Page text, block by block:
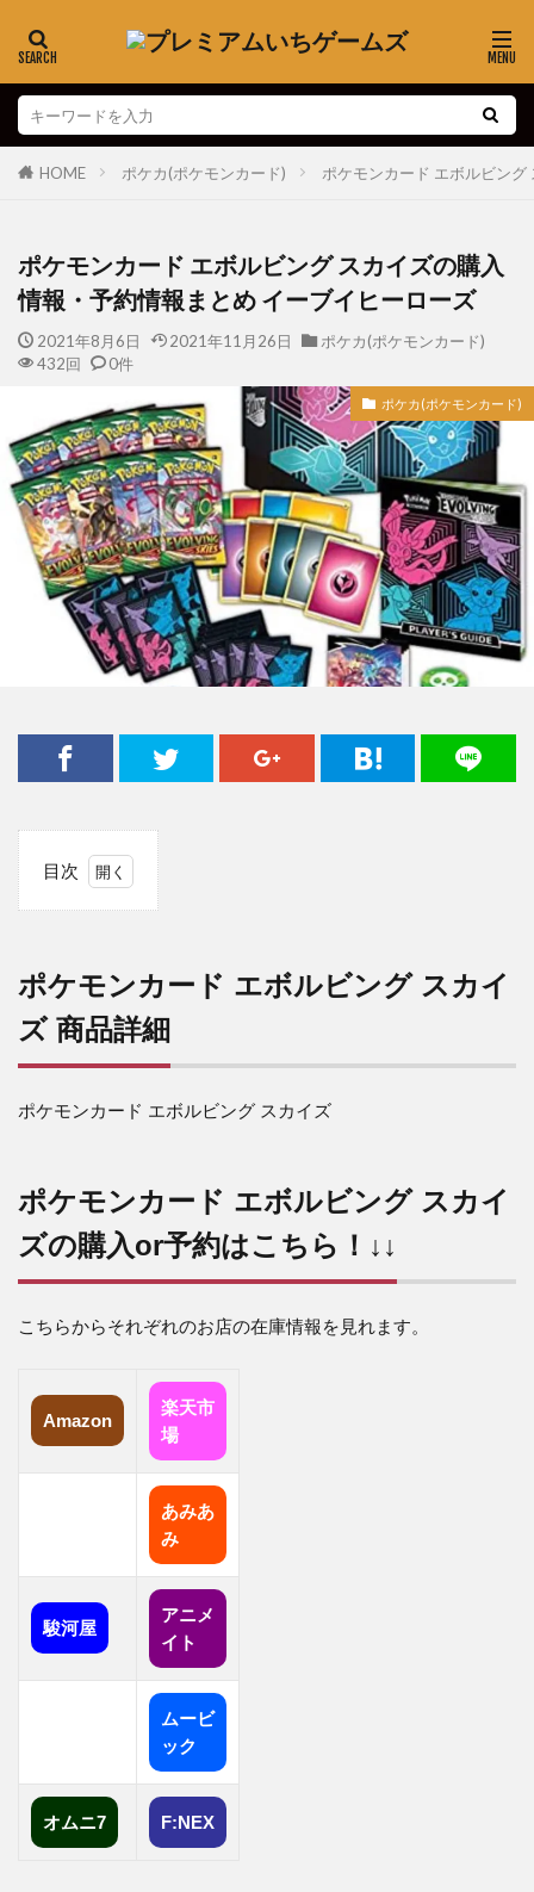
HOME ポケカ(ポケモンカード) ポケモンカード エボルビン
ポケモンカード エボルビング スカイズの購入
情報・予約情報まとめ イーブイヒーローズ
2021年8月6日 2021年11月26日
ポケカ(ポケモンカード)
432回
0件
ポケカ(ポケモンカード)
目次
モ
ン
カ
ー
エ
ビ
ン
グ
ス
カ
商
品
ド
の購
入or
ポケモンカード エボルビング スカイ
ズ 商品詳細
ポケモンカード エボルビング スカイズ
ポケモンカード エボルビング スカイ
ズの購入or予約はこちら！↓↓
こちらからそれぞれのお店の在庫情報を見れます。
Amazon
楽天市
場
あみあ
み
駿河屋
アニメ
イト
ムービ
ック
オムニ7 F:NEX